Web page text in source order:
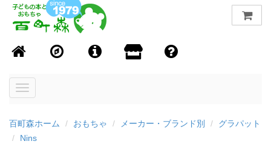
Toggle
百町森ホーム おもちゃ メーカー・ブランド別
グラパット
Nins